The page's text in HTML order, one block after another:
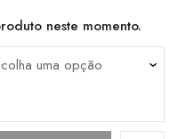
neste momento.